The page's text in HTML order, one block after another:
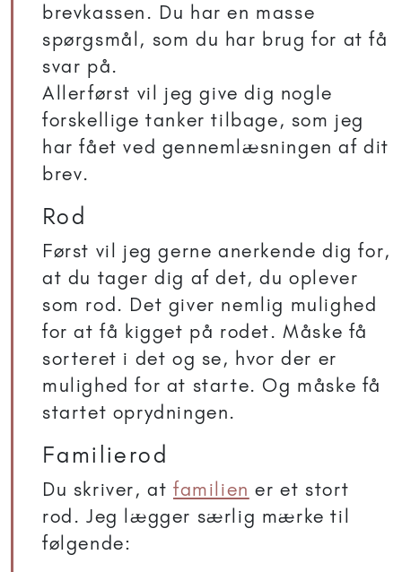
brevkassen. Du har en masse
spørgsmål, som du har brug for at få
svar på.
Allerførst vil jeg give dig nogle
forskellige tanker tilbage, som jeg
har fået ved gennemlæsningen af dit
brev.
Rod
Først vil jeg gerne anerkende dig for,
at du tager dig af det, du oplever
som rod. Det giver nemlig mulighed
for at få kigget på rodet. Måske få
sorteret i det og se, hvor der er
mulighed for at starte. Og måske få
startet oprydningen.
Familierod
Du skriver, at familien er et stort
rod. Jeg lægger særlig mærke til
følgende: